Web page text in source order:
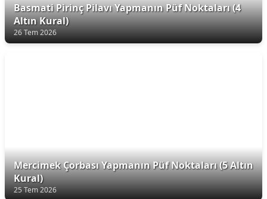
Basmati Pirinç Pilavı Yapmanın Püf Noktaları (4
Altın Kural)
26 Tem 2026
Mercimek Çorbası Yapmanın Püf Noktaları (5 Altın
Kural)
25 Tem 2026